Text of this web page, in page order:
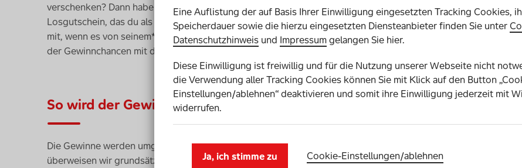
verschenken? Dann haben wir das Richtige für dich: Das Jahreslos erhältst du auch als
Losgutschein, das du als Geschenk überreichen kannst. Der Vorteil: Das Jahreslos spielt erst dann
mit, wenn es von seinem*seiner neuen Besitzer*in aktiviert wird. Auch hier bestimmst du die Höhe
der Gewinnchancen mit deinem Spieleinsatz.
So wird der Gewinn ausgezahlt
Die Gewinne werden umgehend nach der Ziehung ausgezahlt. Gewinne bis zu 10.000,- Euro
überweisen wir grundsätzlich auf das Konto der Gewinner*innen, sofern uns die Kontoverbindung
Eine Auflistung der auf Basis Ihrer Einwilligung eingesetzten Tracking Cookies,
Speicherdauer sowie die hierzu eingesetzten Diensteanbieter finden Sie unter
Datenschutzhinweis und Impressumgelangen Sie hier.
Diese Einwilligung ist freiwillig und für die Nutzung unserer Webseite nicht
die Verwendung aller Tracking Cookies können Sie mit Klick auf den Button
Einstellungen/ablehnen“ deaktivieren und somit ihre Einwilligung jederzeit mit
widerrufen.
Ja, ich stimme zu Cookie-Einstellungen­/­ablehnen